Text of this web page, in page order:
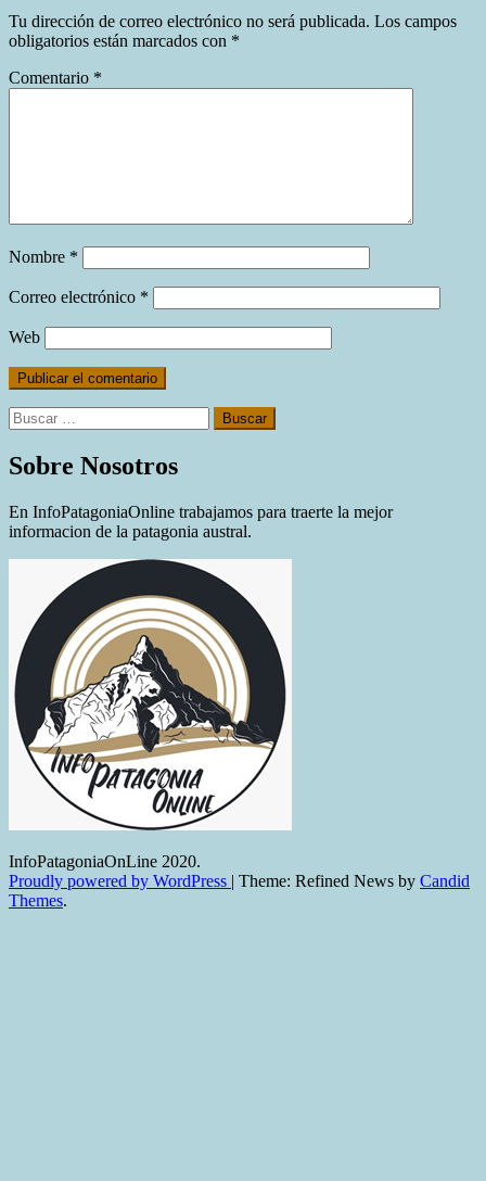
Tu dirección de correo electrónico no será publicada. Los campos
obligatorios están marcados con *
Comentario *
Nombre *
Correo electrónico *
Web
Buscar:
Sobre Nosotros
En InfoPatagoniaOnline trabajamos para traerte la mejor
informacion de la patagonia austral.
InfoPatagoniaOnLine 2020.
Proudly powered by WordPress | Theme: Refined News by Candid
Themes.